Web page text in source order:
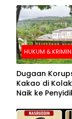
HUKUM &
Dugaan
Kakao di
Naik ke